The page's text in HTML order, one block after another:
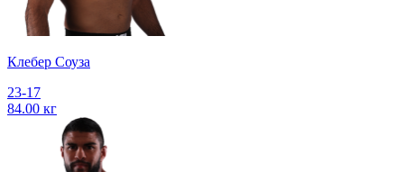
Клебер Соуза
23-17
84.00 кг